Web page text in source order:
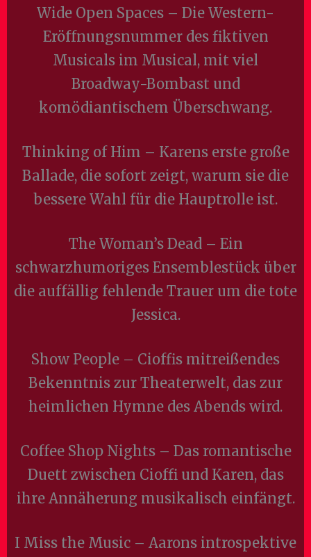
Wide Open Spaces – Die Western-
Eröffnungsnummer des fiktiven
Musicals im Musical, mit viel
Broadway-Bombast und
komödiantischem Überschwang.
Thinking of Him – Karens erste große
Ballade, die sofort zeigt, warum sie die
bessere Wahl für die Hauptrolle ist.
The Woman’s Dead – Ein
schwarzhumoriges Ensemblestück über
die auffällig fehlende Trauer um die tote
Jessica.
Show People – Cioffis mitreißendes
Bekenntnis zur Theaterwelt, das zur
heimlichen Hymne des Abends wird.
Coffee Shop Nights – Das romantische
Duett zwischen Cioffi und Karen, das
ihre Annäherung musikalisch einfängt.
I Miss the Music – Aarons introspektive